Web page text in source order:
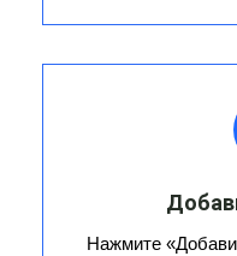
Нажмите